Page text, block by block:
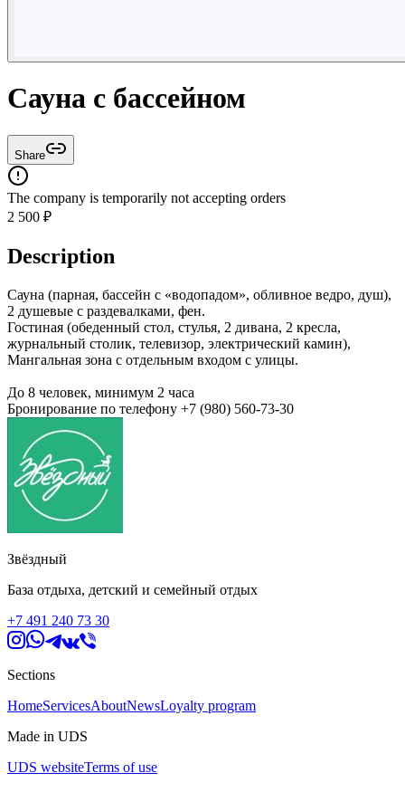
Сауна с бассейном
Share
The company is temporarily not accepting orders
2 500 ₽
Description
Сауна (парная, бассейн с «водопадом», обливное ведро, душ),
2 душевые с раздевалками, фен.
Гостиная (обеденный стол, стулья, 2 дивана, 2 кресла,
журнальный столик, телевизор, электрический камин),
Мангальная зона с отдельным входом с улицы.
До 8 человек, минимум 2 часа
Бронирование по телефону +7 (980) 560-73-30
Звёздный
База отдыха, детский и семейный отдых
+7 491 240 73 30
Sections
HomeServicesAboutNewsLoyalty program
Made in UDS
UDS websiteTerms of use